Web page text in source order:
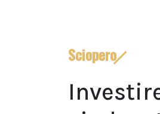
Sciopero